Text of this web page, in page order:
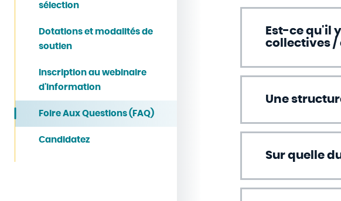
sélection
Dotations et modalités de
soutien
Inscription au webinaire
d'information
Foire Aux Questions (FAQ)
Candidatez
Est-ce qu'il
collectives /
Une
Sur quelle